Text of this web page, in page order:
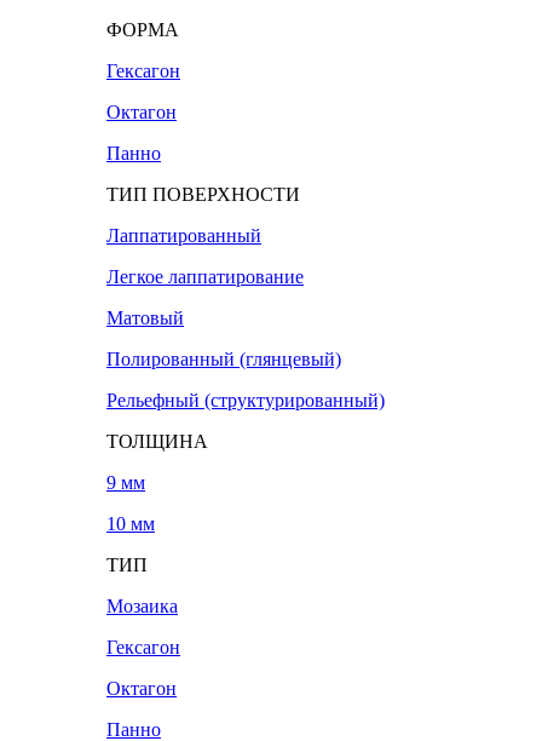
ФОРМА
Гексагон
Октагон
Панно
ТИП ПОВЕРХНОСТИ
Лаппатированный
Легкое лаппатирование
Матовый
Полированный (глянцевый)
Рельефный (структурированный)
ТОЛЩИНА
9 мм
10 мм
ТИП
Мозаика
Гексагон
Октагон
Панно